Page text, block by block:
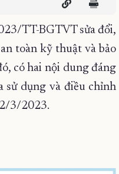
TT-BGTVT sửa đổi,
toàn kỹ thuật và bảo
có hai nội dung đáng
sử dụng và điều chỉnh
3/2023.